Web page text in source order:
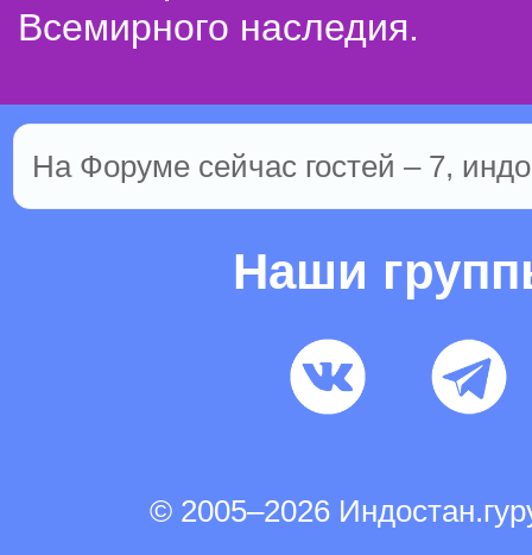
Всемирного наследия.
На Форуме сейчас гостей – 7,
Наши
© 2005–2026